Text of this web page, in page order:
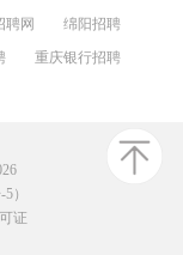
聘网
绵阳招聘
重庆银行招聘
）
证